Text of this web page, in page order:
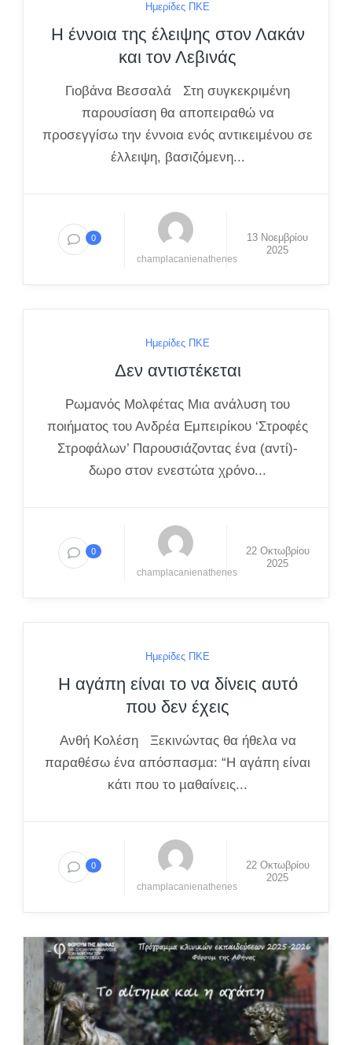
Ημερίδες ΠΚΕ
Η έννοια της έλειψης στον Λακάν
και τον Λεβινάς
Γιοβάνα Βεσσαλά Στη συγκεκριμένη
παρουσίαση θα αποπειραθώ να
προσεγγίσω την έννοια ενός αντικειμένου σε
έλλειψη, βασιζόμενη...
0
champlacanienathenes
13 Νοεμβρίου
2025
Ημερίδες ΠΚΕ
Δεν αντιστέκεται
Ρωμανός Μολφέτας Μια ανάλυση του
ποιήματος του Ανδρέα Εμπειρίκου ‘Στροφές
Στροφάλων’ Παρουσιάζοντας ένα (αντί)-
δωρο στον ενεστώτα χρόνο...
0
champlacanienathenes
22 Οκτωβρίου
2025
Ημερίδες ΠΚΕ
Η αγάπη είναι το να δίνεις αυτό
που δεν έχεις
Ανθή Κολέση Ξεκινώντας θα ήθελα να
παραθέσω ένα απόσπασµα: “Η αγάπη είναι
κάτι που το µαθαίνεις...
0
champlacanienathenes
22 Οκτωβρίου
2025